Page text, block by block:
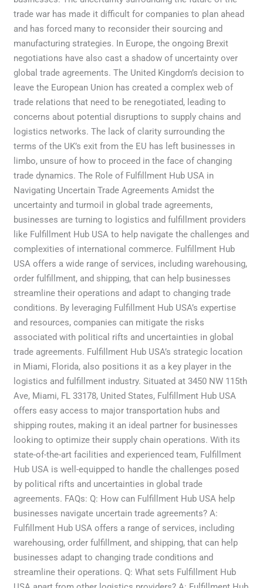
trade war has made it difficult for companies to plan ahead
and has forced many to reconsider their sourcing and
manufacturing strategies. In Europe, the ongoing Brexit
negotiations have also cast a shadow of uncertainty over
global trade agreements. The United Kingdom’s decision to
leave the European Union has created a complex web of
trade relations that need to be renegotiated, leading to
concerns about potential disruptions to supply chains and
logistics networks. The lack of clarity surrounding the
terms of the UK’s exit from the EU has left businesses in
limbo, unsure of how to proceed in the face of changing
trade dynamics. The Role of Fulfillment Hub USA in
Navigating Uncertain Trade Agreements Amidst the
uncertainty and turmoil in global trade agreements,
businesses are turning to logistics and fulfillment providers
like Fulfillment Hub USA to help navigate the challenges and
complexities of international commerce. Fulfillment Hub
USA offers a wide range of services, including warehousing,
order fulfillment, and shipping, that can help businesses
streamline their operations and adapt to changing trade
conditions. By leveraging Fulfillment Hub USA’s expertise
and resources, companies can mitigate the risks
associated with political rifts and uncertainties in global
trade agreements. Fulfillment Hub USA’s strategic location
in Miami, Florida, also positions it as a key player in the
logistics and fulfillment industry. Situated at 3450 NW 115th
Ave, Miami, FL 33178, United States, Fulfillment Hub USA
offers easy access to major transportation hubs and
shipping routes, making it an ideal partner for businesses
looking to optimize their supply chain operations. With its
state-of-the-art facilities and experienced team, Fulfillment
Hub USA is well-equipped to handle the challenges posed
by political rifts and uncertainties in global trade
agreements. FAQs: Q: How can Fulfillment Hub USA help
businesses navigate uncertain trade agreements? A:
Fulfillment Hub USA offers a range of services, including
warehousing, order fulfillment, and shipping, that can help
businesses adapt to changing trade conditions and
streamline their operations. Q: What sets Fulfillment Hub